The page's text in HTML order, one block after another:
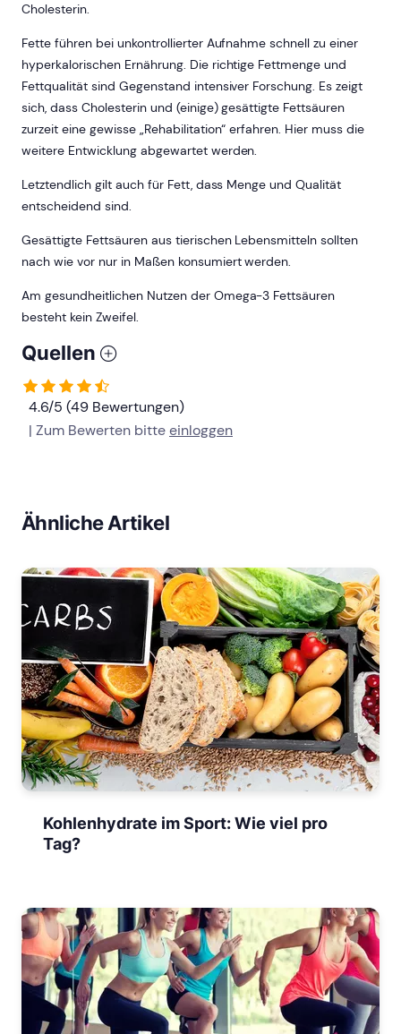
Cholesterin.
Fette führen bei unkontrollierter Aufnahme schnell zu einer
hyperkalorischen Ernährung. Die richtige Fettmenge und
Fettqualität sind Gegenstand intensiver Forschung. Es zeigt
sich, dass Cholesterin und (einige) gesättigte Fettsäuren
zurzeit eine gewisse „Rehabilitation“ erfahren. Hier muss die
weitere Entwicklung abgewartet werden.
Letztendlich gilt auch für Fett, dass Menge und Qualität
entscheidend sind.
Gesättigte Fettsäuren aus tierischen Lebensmitteln sollten
nach wie vor nur in Maßen konsumiert werden.
Am gesundheitlichen Nutzen der Omega-3 Fettsäuren
besteht kein Zweifel.
Quellen
4.6/5 (49 Bewertungen)
| Zum Bewerten bitteeinloggen
Ähnliche Artikel
Kohlenhydrate im Sport: Wie viel pro
Tag?